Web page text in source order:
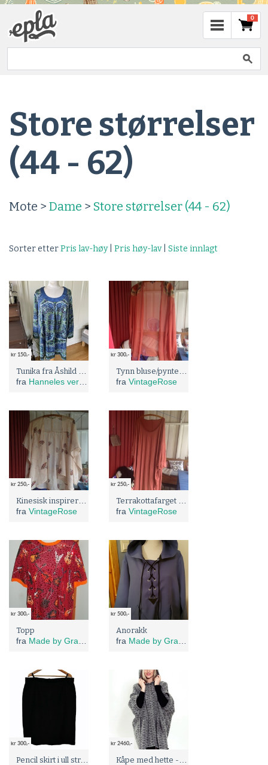
0
Store størrelser
(44 - 62)
Mote > Dame > Store størrelser (44 - 62)
Sorter etterPris lav-høy| Pris høy-lav| Siste innlagt
kr 150,-
fra Hanneles verden - gjenbruk og omsøm
kr 300,-
fra VintageRose
kr 250,-
fra VintageRose
kr 250,-
fra VintageRose
kr 300,-
Topp
fra Made by Grandma
kr 500,-
Anorakk
fra Made by Grandma
kr 300,-
Pencil skirt i ull str. 44-46
kr 2460,-